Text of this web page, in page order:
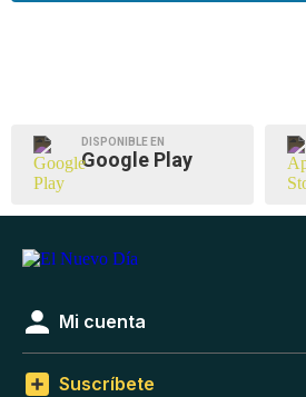
DISPONIBLE EN
Google Play
Mi cuenta
Suscríbete